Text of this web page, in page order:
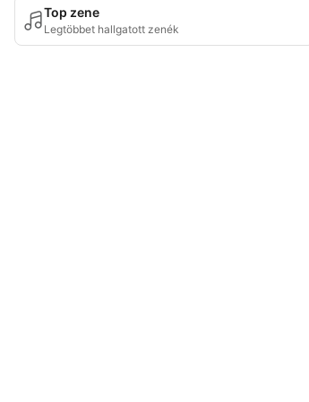
Top zene
Legtöbbet hallgatott zenék